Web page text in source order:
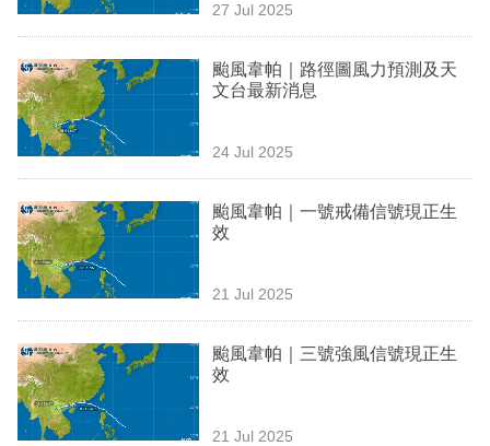
生
欄
區
27 Jul 2025
颱風韋帕｜路徑圖風力預測及天
文台最新消息
24 Jul 2025
颱風韋帕｜一號戒備信號現正生
效
21 Jul 2025
颱風韋帕｜三號強風信號現正生
效
21 Jul 2025